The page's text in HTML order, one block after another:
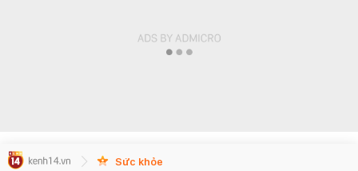
Sức khỏe